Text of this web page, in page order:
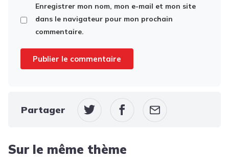
Enregistrer mon nom, mon e-mail et mon site
dans le navigateur pour mon prochain
commentaire.
Partager
Sur le même thème